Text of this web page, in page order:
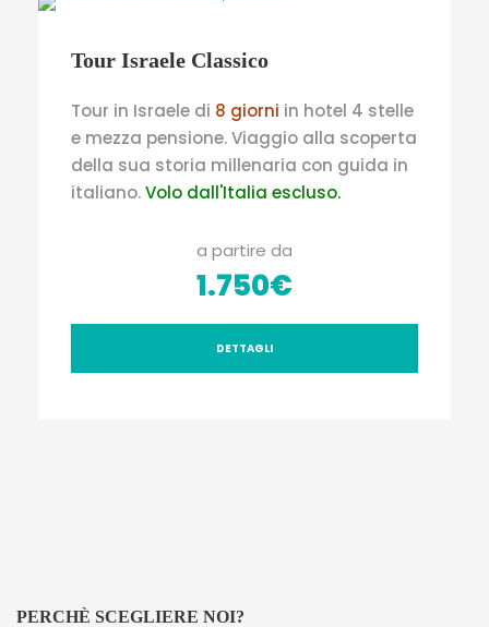
Tour Israele Classico
Tour in Israele di 8 giorni in hotel 4 stelle
e mezza pensione.Viaggio alla scoperta
della sua storia millenaria con guida in
italiano.Volo dall'Italia escluso.
a partire da
1.750€
DETTAGLI
PERCHÈ SCEGLIERE NOI?